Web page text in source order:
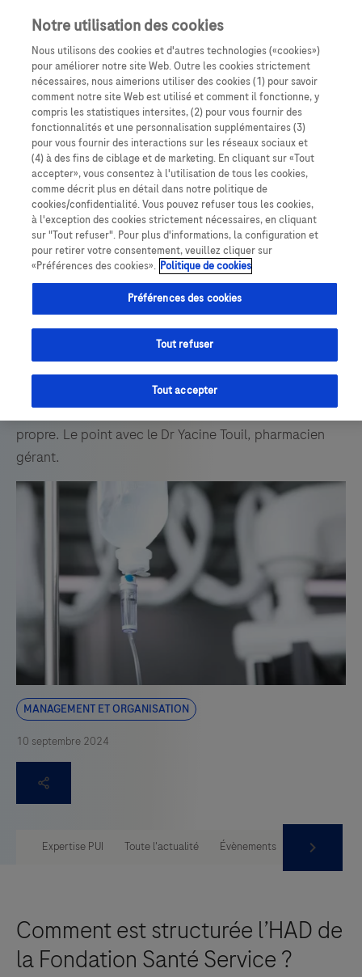
ExpertisePUI
Management et organisation
Le service d’Hospitalisation à domicile (HAD) de la
Fondation Santé Service, qui intervient dans toute l’Île-
de-France, est le plus important d’Europe. Avec
2 000 patients pris en charge quotidiennement et
35 000 chimiothérapies injectables administrées par
an, la Fondation dispose d’une organisation qui lui est
propre. Le point avec le Dr Yacine Touil, pharmacien
gérant.
10 septembre 2024
Expertise PUI Toute l'actualité Évènements Comité des
Comment est structurée l’HAD de
la Fondation Santé Service ?
Notre utilisation des cookies
Nous utilisons des cookies et d'autres technologies («cookies»)
pour améliorer notre site Web. Outre les cookies strictement
nécessaires, nous aimerions utiliser des cookies (1) pour savoir
comment notre site Web est utilisé et comment il fonctionne, y
compris les statistiques intersites, (2) pour vous fournir des
fonctionnalités et une personnalisation supplémentaires (3)
pour vous fournir des interactions sur les réseaux sociaux et
(4) à des fins de ciblage et de marketing. En cliquant sur «Tout
accepter», vous consentez à l'utilisation de tous les cookies,
comme décrit plus en détail dans notre politique de
cookies/confidentialité. Vous pouvez refuser tous les cookies,
à l'exception des cookies strictement nécessaires, en cliquant
sur "Tout refuser". Pour plus d'informations, la configuration et
pour retirer votre consentement, veuillez cliquer sur
«Préférences des cookies». Politique de cookies
Préférences des cookies
Tout refuser
Tout accepter